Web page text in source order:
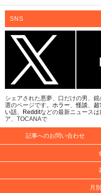
SNS
シェアされた悪夢、口だけの男、
選のページです。 ホラー、怪談、 超
い話、 Redditなどの最新ニュース
ア、TOCANAで
記事へのお問い合わせ
月